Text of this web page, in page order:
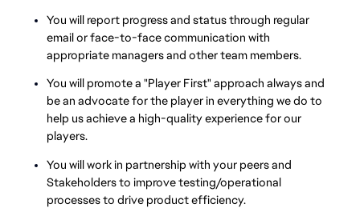
You will report progress and status through regular
email or face-to-face communication with
appropriate managers and other team members.
You will promote a "Player First" approach always and
be an advocate for the player in everything we do to
help us achieve a high-quality experience for our
players.
You will work in partnership with your peers and
Stakeholders to improve testing/operational
processes to drive product efficiency.